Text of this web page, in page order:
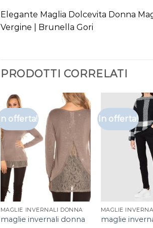
Elegante Maglia Dolcevita Donna
Vergine | Brunella Gori
PRODOTTI CORRELATI
In offerta!
MAGLIE INVERNALI DONNA
maglie invernali donna
In offerta!
MAGLIE
maglie